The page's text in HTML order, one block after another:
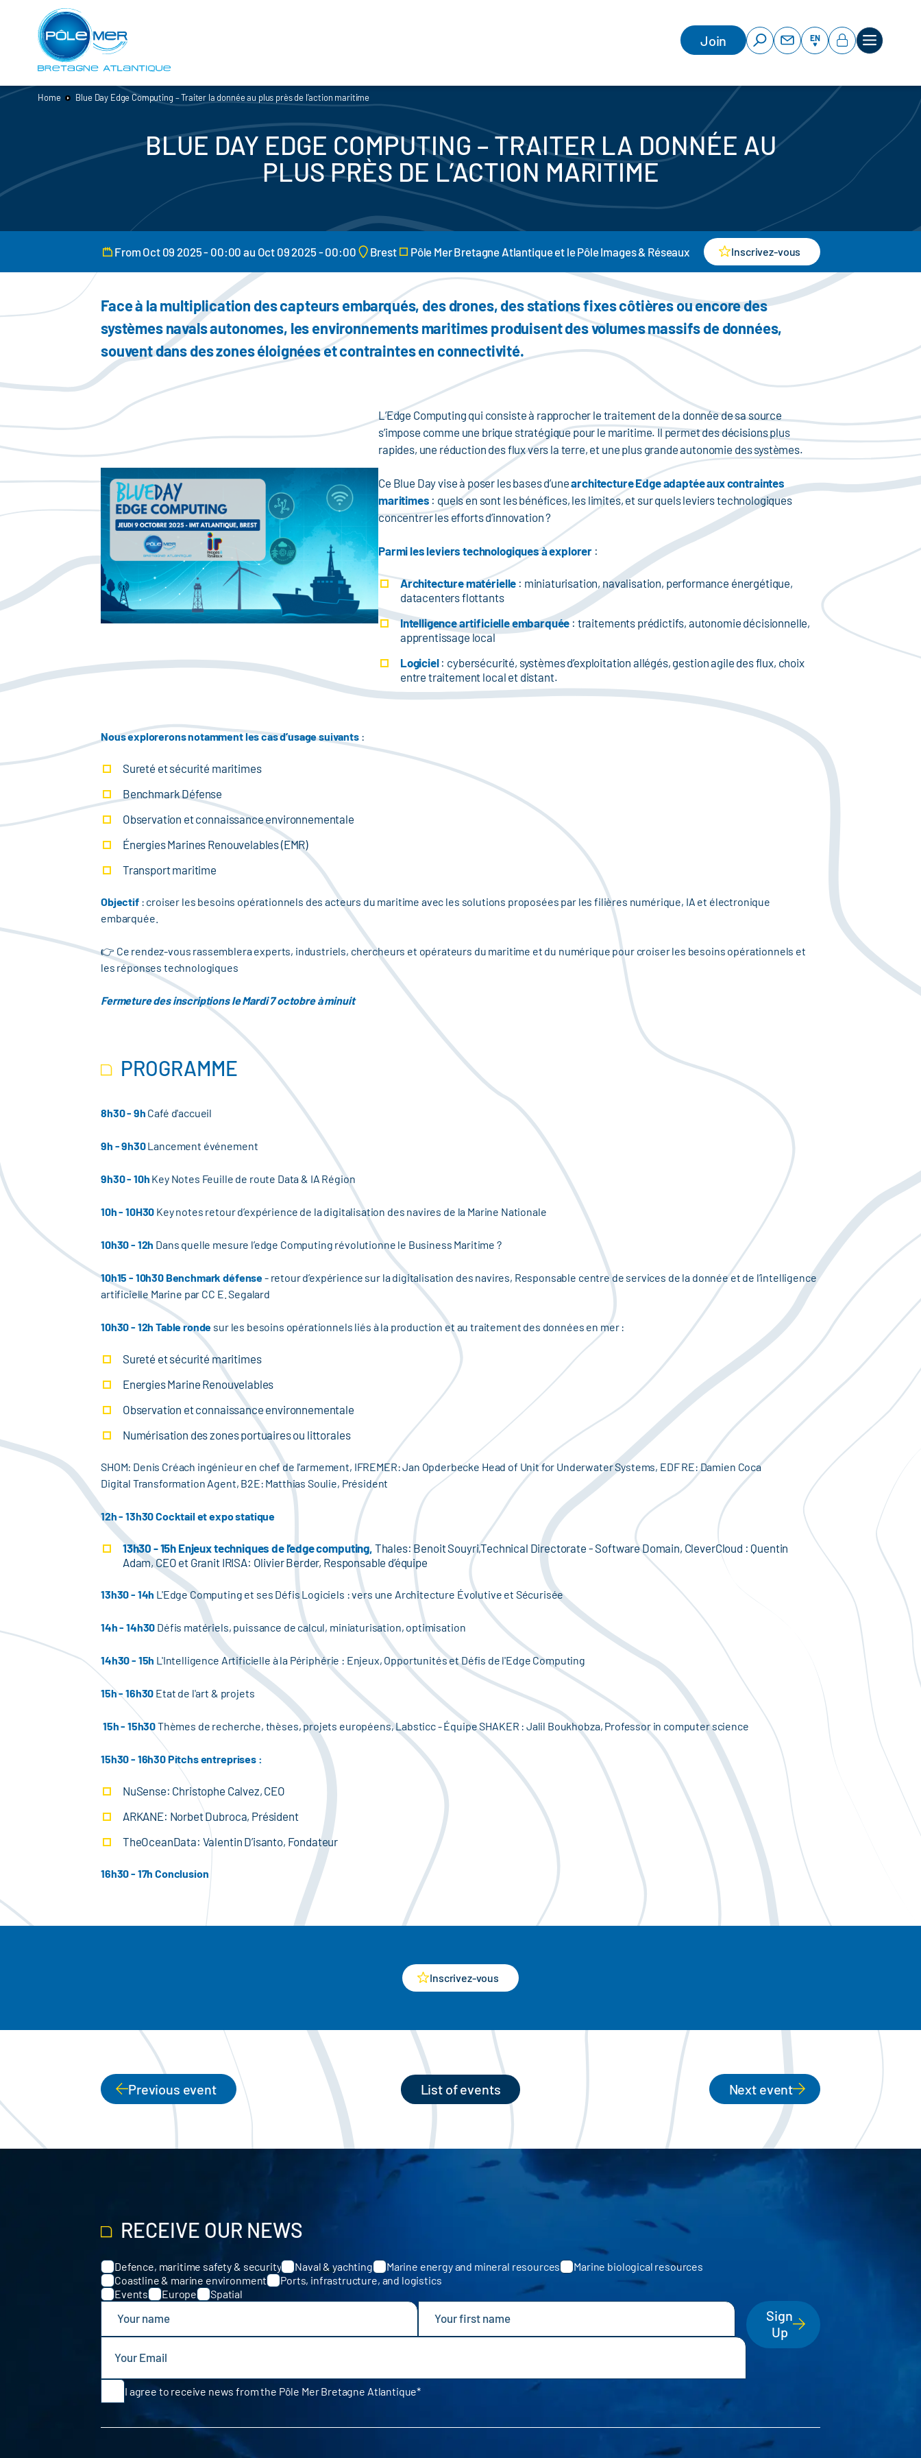
Cookies management panel
Join EN
Home Blue Day Edge Computing – Traiter la donnée au plus près de l’action maritime
BLUE DAY EDGE COMPUTING – TRAITER LA DONNÉE AU
PLUS PRÈS DE L’ACTION MARITIME
From Oct 09 2025 - 00:00 au Oct 09 2025 - 00:00 Brest Pôle Mer Bretagne Atlantique et le Pôle Images & Réseaux Inscrivez-vous
Face à la multiplication des capteurs embarqués, des drones, des stations fixes côtières ou encore des
systèmes navals autonomes, les environnements maritimes produisent des volumes massifs de données,
souvent dans des zones éloignées et contraintes en connectivité.
L’Edge Computing qui consiste à rapprocher le traitement de la donnée de sa source
s’impose comme une brique stratégique pour le maritime. Il permet des décisions plus
rapides, une réduction des flux vers la terre, et une plus grande autonomie des systèmes.
Ce Blue Day vise à poser les bases d’unearchitecture Edge adaptée aux contraintes
maritimes : quels en sont les bénéfices, les limites, et sur quels leviers technologiques
concentrer les efforts d’innovation ?
Parmi les leviers technologiques à explorer :
Architecture matérielle : miniaturisation, navalisation, performance énergétique,
datacenters flottants
Intelligence artificielle embarquée : traitements prédictifs, autonomie décisionnelle,
apprentissage local
Logiciel: cybersécurité, systèmes d’exploitation allégés, gestion agile des flux, choix
entre traitement local et distant.
Nous explorerons notamment les cas d’usage suivants:
Sureté et sécurité maritimes
Benchmark Défense
Observation et connaissance environnementale
Énergies Marines Renouvelables (EMR)
Transport maritime
Objectif: croiser les besoins opérationnels des acteurs du maritime avec les solutions proposées par les filières numérique, IA et électronique
embarquée.
👉 Ce rendez-vous rassemblera experts, industriels, chercheurs et opérateurs du maritime et du numérique pour croiser les besoins opérationnels et
les réponses technologiques
Fermeture des inscriptions le Mardi 7 octobre à minuit
PROGRAMME
8h30 - 9h Café d'accueil
9h - 9h30Lancement événement
9h30 - 10h Key Notes Feuille de route Data & IA Région
10h - 10H30 Key notes retour d’expérience de la digitalisation des navires de la Marine Nationale
10h30 - 12h Dans quelle mesure l’edge Computing révolutionne le Business Maritime ?
10h15 - 10h30 Benchmark défense- retour d’expérience sur la digitalisation des navires, Responsable centre de services de la donnée et de l’intelligence
artificielle Marine par CC E. Segalard
10h30 - 12h Table ronde sur les besoins opérationnels liés à la production et au traitement des données en mer :
Sureté et sécurité maritimes
Energies Marine Renouvelables
Observation et connaissance environnementale
Numérisation des zones portuaires ou littorales
SHOM: Denis Créach ingénieur en chef de l'armement, IFREMER: Jan Opderbecke Head of Unit for Underwater Systems, EDF RE: Damien Coca
Digital Transformation Agent, B2E: Matthias Soulie, Président
12h - 13h30 Cocktail et expo statique
13h30 - 15h Enjeux techniques de l’edge computing, Thales: Benoit Souyri,Technical Directorate - Software Domain, CleverCloud : Quentin
Adam, CEO et Granit IRISA: Olivier Berder, Responsable d’équipe
13h30 - 14h L'Edge Computing et ses Défis Logiciels : vers une Architecture Évolutive et Sécurisée
14h - 14h30 Défis matériels, puissance de calcul, miniaturisation, optimisation
14h30 - 15h L'Intelligence Artificielle à la Périphérie : Enjeux, Opportunités et Défis de l'Edge Computing
15h - 16h30 Etat de l'art & projets
15h - 15h30Thèmes de recherche, thèses, projets européens, Labsticc - Équipe SHAKER : Jalil Boukhobza, Professor in computer science
15h30 - 16h30 Pitchs entreprises :
NuSense: Christophe Calvez, CEO
ARKANE: Norbet Dubroca, Président
TheOceanData: Valentin D’isanto, Fondateur
16h30 - 17h Conclusion
Inscrivez-vous
PAGINATION
Previous event List of events Next event
RECEIVE OUR NEWS
Categories
Defence, maritime safety & security Naval & yachting Marine energy and mineral resources
Marine biological resources
Coastline & marine environment
Ports, infrastructure, and logistics
Events
Europe Spatial
Sign
Up
I agree to receive news from the Pôle Mer Bretagne Atlantique